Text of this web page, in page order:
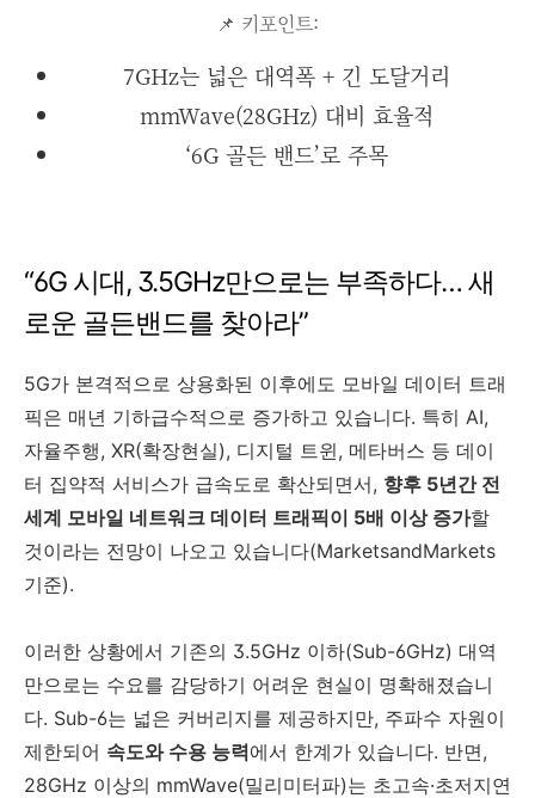
📌 키포인트:
7GHz는 넓은 대역폭 + 긴 도달거리
mmWave(28GHz) 대비 효율적
‘6G 골든 밴드’로 주목
“6G 시대, 3.5GHz만으로는 부족하다… 새
로운 골든밴드를 찾아라”
5G가 본격적으로 상용화된 이후에도 모바일 데이터 트래
픽은 매년 기하급수적으로 증가하고 있습니다. 특히 AI,
자율주행, XR(확장현실), 디지털 트윈, 메타버스 등 데이
터 집약적 서비스가 급속도로 확산되면서, 향후 5년간 전
세계 모바일 네트워크 데이터 트래픽이 5배 이상 증가할
것이라는 전망이 나오고 있습니다(MarketsandMarkets
기준).
이러한 상황에서 기존의 3.5GHz 이하(Sub-6GHz) 대역
만으로는 수요를 감당하기 어려운 현실이 명확해졌습니
다. Sub-6는 넓은 커버리지를 제공하지만, 주파수 자원이
제한되어 속도와 수용 능력에서 한계가 있습니다. 반면,
28GHz 이상의 mmWave(밀리미터파)는 초고속·초저지연